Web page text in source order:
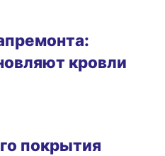
кровли
покрытия